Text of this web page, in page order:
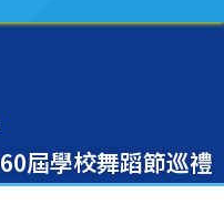
60屆學校舞蹈節巡禮